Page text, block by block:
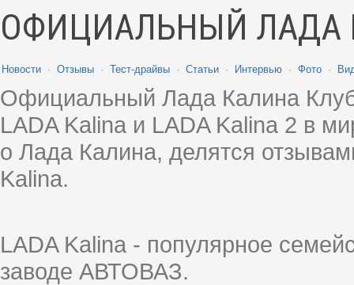
ОФИЦИАЛЬНЫЙ ЛАДА
Новости · Отзывы · Тест-драйвы · Статьи · Интервью · Фото ·
Официальный Лада Калина
LADA Kalina и LADA Kalina 2 в
о Лада Калина, делятся
Kalina.
LADA Kalina - популярное
заводе АВТОВАЗ.